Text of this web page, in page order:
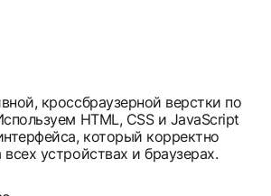
кроссбраузерной верстки по
HTML, CSS и JavaScript
который корректно
устройствах и браузерах.